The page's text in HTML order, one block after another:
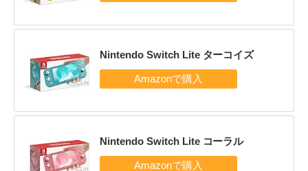
Nintendo Switch Lite ターコイズ
Nintendo Switch Lite コーラル